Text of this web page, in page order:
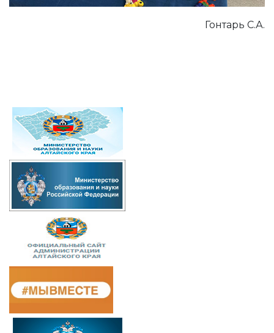
Гонтарь С.А.